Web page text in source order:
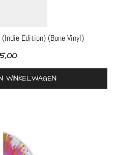
Edition) (Bone Vinyl)
WINKELWAGEN